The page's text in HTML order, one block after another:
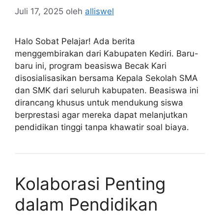
Juli 17, 2025 oleh alliswel
Halo Sobat Pelajar! Ada berita
menggembirakan dari Kabupaten Kediri. Baru-
baru ini, program beasiswa Becak Kari
disosialisasikan bersama Kepala Sekolah SMA
dan SMK dari seluruh kabupaten. Beasiswa ini
dirancang khusus untuk mendukung siswa
berprestasi agar mereka dapat melanjutkan
pendidikan tinggi tanpa khawatir soal biaya.
Kolaborasi Penting
dalam Pendidikan